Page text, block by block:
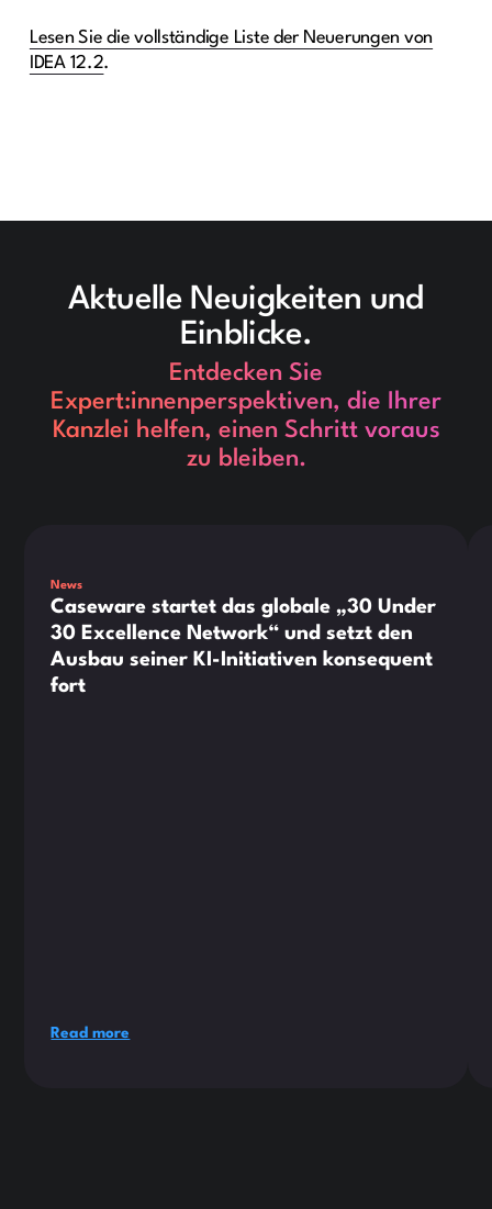
Lesen Sie die vollständige Liste der Neuerungen von
IDEA 12.2.
Aktuelle Neuigkeiten und
Einblicke.
Entdecken Sie
Expert:innenperspektiven, die Ihrer
Kanzlei helfen, einen Schritt voraus
zu bleiben.
News
Caseware startet das globale „30 Under
30 Excellence Network“ und setzt den
Ausbau seiner KI-Initiativen konsequent
fort
Read more